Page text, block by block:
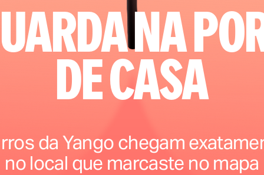
na
de casa
da Yango chegam
no local que marcaste no mapa